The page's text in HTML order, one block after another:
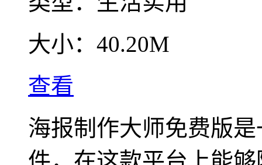
大小： 40.20M
查看
海报制作大师免费版